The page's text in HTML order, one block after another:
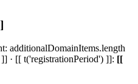
additionalDomainItems.length
· [[ t('registrationPeriod') ]]: [[